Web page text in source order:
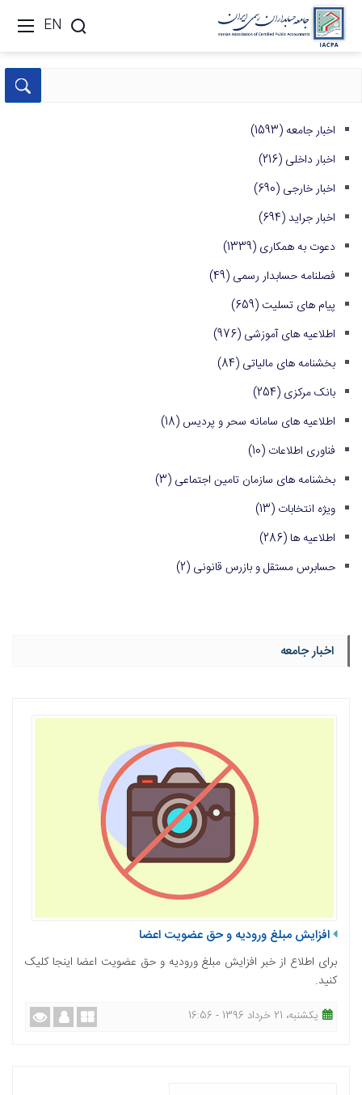
EN
اخبار جامعه (1593)
اخبار داخلی (216)
اخبار خارجی (690)
اخبار جراید(694)
دعوت به همکاری (1339)
فصلنامه حسابدار رسمی (49)
پیام های تسلیت (659)
اطلاعیه های آموزشی (976)
بخشنامه های مالیاتی (84)
بانک مرکزی (254)
اطلاعیه های سامانه سحر و پردیس (18)
فناوری اطلاعات (10)
بخشنامه های سازمان تامین اجتماعی (3)
ویژه انتخابات (13)
اطلاعیه ها (286)
حسابرس مستقل و بازرس قانونی (2)
اخبار جامعه
افزایش مبلغ ورودیه و حق عضویت اعضا
برای اطلاع از خبر افزایش مبلغ ورودیه و حق عضویت اعضا اینجا کلیک
کنید.
یکشنبه، 21 خرداد 1396 - 16:56